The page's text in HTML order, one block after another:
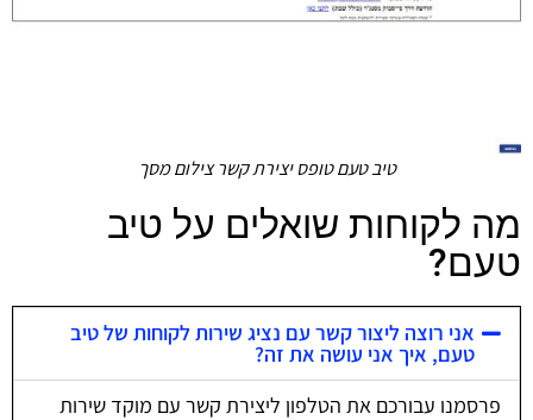
טיב טעם טופס יצירת קשר צילום מסך
מה לקוחות שואלים על טיב
טעם?
אני רוצה ליצור קשר עם נציג שירות לקוחות של טיב
טעם, איך אני עושה את זה?
פרסמנו עבורכם את הטלפון ליצירת קשר עם מוקד שירות